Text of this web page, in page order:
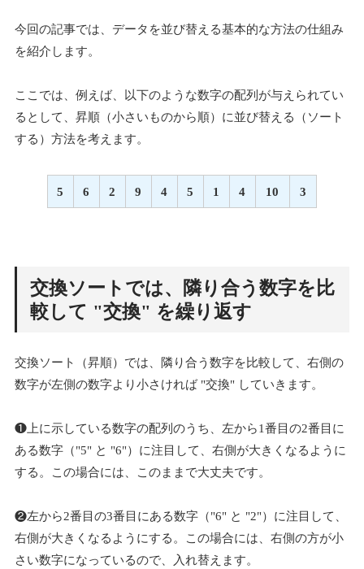
今回の記事では、データを並び替える基本的な方法の仕組み
を紹介します。
ここでは、例えば、以下のような数字の配列が与えられてい
るとして、昇順（小さいものから順）に並び替える（ソート
する）方法を考えます。
5 6 2 9 4 5 1 4 10 3
交換ソートでは、隣り合う数字を比
較して "交換" を繰り返す
交換ソート（昇順）では、隣り合う数字を比較して、右側の
数字が左側の数字より小さければ "交換" していきます。
❶上に示している数字の配列のうち、左から1番目の2番目に
ある数字（"5" と "6"）に注目して、右側が大きくなるように
する。この場合には、このままで大丈夫です。
❷左から2番目の3番目にある数字（"6" と "2"）に注目して、
右側が大きくなるようにする。この場合には、右側の方が小
さい数字になっているので、入れ替えます。